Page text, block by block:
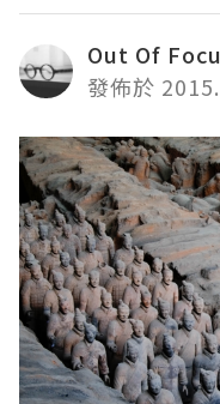
Out Of
發佈於